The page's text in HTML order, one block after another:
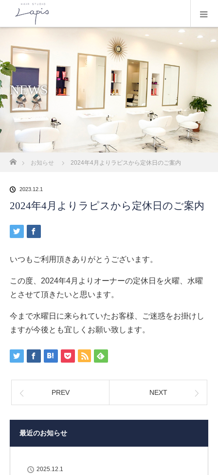
NEWS
ホーム
お知らせ 2024年4月よりラピスから定休日のご案内
2023.12.1
2024年4月よりラピスから定休日のご案内
いつもご利用頂きありがとうございます。
この度、2024年4月よりオーナーの定休日を火曜、水曜
とさせて頂きたいと思います。
今まで水曜日に来られていたお客様、ご迷惑をお掛けし
ますが今後とも宜しくお願い致します。
PREV NEXT
最近のお知らせ
2025.12.1